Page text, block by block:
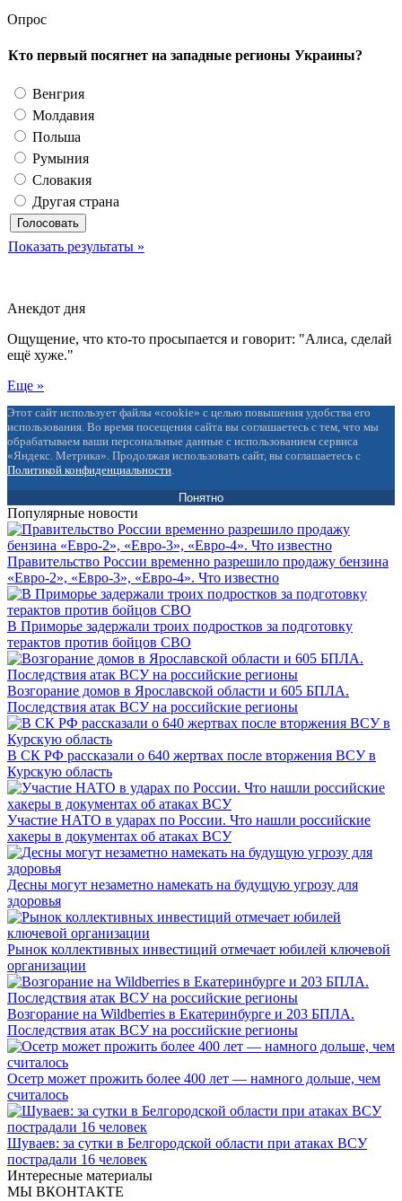
Опрос
Кто первый посягнет на западные регионы Украины?
Венгрия
Молдавия
Польша
Румыния
Словакия
Другая страна
Показать результаты »
Анекдот дня
Ощущение, что кто-то просыпается и говорит: "Алиса, сделай
ещё хуже."
Еще »
Этот сайт использует файлы «cookie» с целью повышения удобства его
использования. Во время посещения сайта вы соглашаетесь с тем, что мы
обрабатываем ваши персональные данные с использованием сервиса
«Яндекс. Метрика». Продолжая использовать сайт, вы соглашаетесь с
Политикой конфиденциальности.
Понятно
Популярные новости
Правительство России временно разрешило продажу бензина
«Евро-2», «Евро-3», «Евро-4». Что известно
В Приморье задержали троих подростков за подготовку
терактов против бойцов СВО
Возгорание домов в Ярославской области и 605 БПЛА.
Последствия атак ВСУ на российские регионы
В СК РФ рассказали о 640 жертвах после вторжения ВСУ в
Курскую область
Участие НАТО в ударах по России. Что нашли российские
хакеры в документах об атаках ВСУ
Десны могут незаметно намекать на будущую угрозу для
здоровья
Рынок коллективных инвестиций отмечает юбилей ключевой
организации
Возгорание на Wildberries в Екатеринбурге и 203 БПЛА.
Последствия атак ВСУ на российские регионы
Осетр может прожить более 400 лет — намного дольше, чем
считалось
Шуваев: за сутки в Белгородской области при атаках ВСУ
пострадали 16 человек
Интересные материалы
МЫ ВКОНТАКТЕ